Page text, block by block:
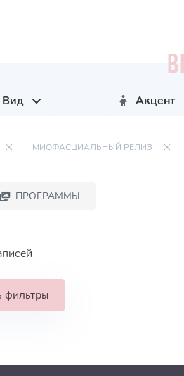
Вид Акцент
МИОФАСЦИАЛЬНЫЙ РЕЛИЗ
ПРОГРАММЫ
фильтры